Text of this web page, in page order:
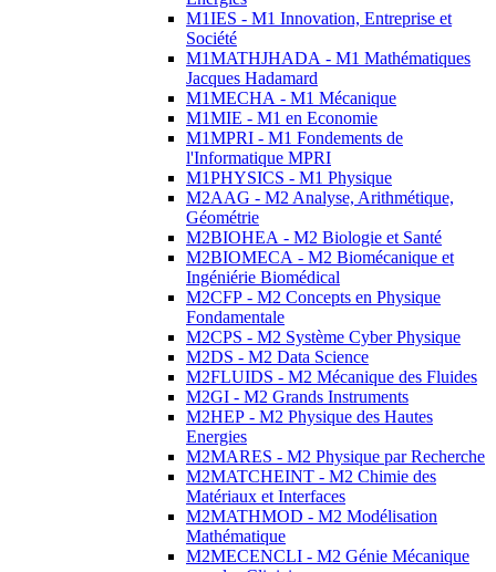
M1IES - M1 Innovation, Entreprise et
Société
M1MATHJHADA - M1 Mathématiques
Jacques Hadamard
M1MECHA - M1 Mécanique
M1MIE - M1 en Economie
M1MPRI - M1 Fondements de
l'Informatique MPRI
M1PHYSICS - M1 Physique
M2AAG - M2 Analyse, Arithmétique,
Géométrie
M2BIOHEA - M2 Biologie et Santé
M2BIOMECA - M2 Biomécanique et
Ingéniérie Biomédical
M2CFP - M2 Concepts en Physique
Fondamentale
M2CPS - M2 Système Cyber Physique
M2DS - M2 Data Science
M2FLUIDS - M2 Mécanique des Fluides
M2GI - M2 Grands Instruments
M2HEP - M2 Physique des Hautes
Energies
M2MARES - M2 Physique par Recherche
M2MATCHEINT - M2 Chimie des
Matériaux et Interfaces
M2MATHMOD - M2 Modélisation
Mathématique
M2MECENCLI - M2 Génie Mécanique